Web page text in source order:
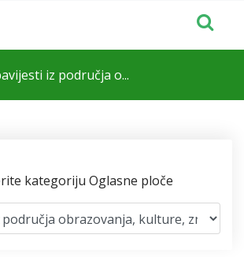
iz područja o...
kategoriju Oglasne ploče